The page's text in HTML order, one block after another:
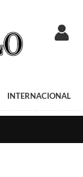
INTERNACIONAL